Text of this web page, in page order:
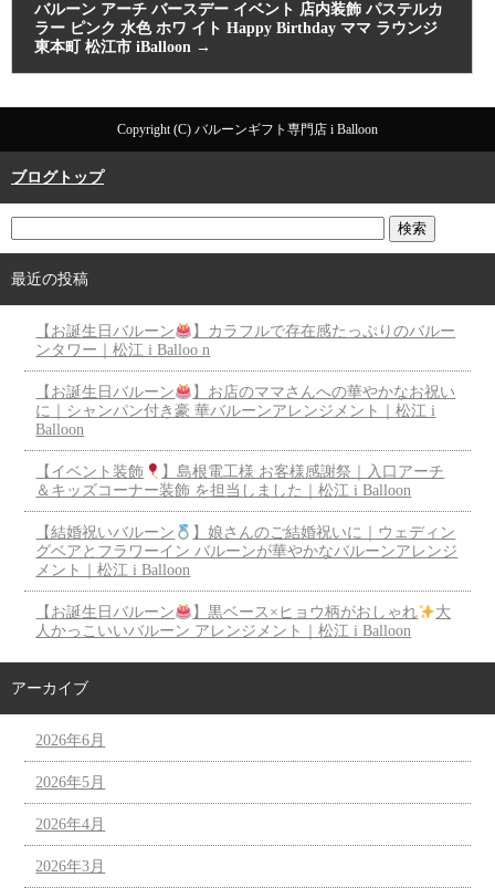
バルーン アーチ バースデー イベント 店内装飾 パステルカ
ラー ピンク 水色 ホワ イト Happy Birthday ママ ラウンジ
東本町 松江市 iBalloon →
Copyright (C) バルーンギフト専門店 i Balloon
ブログトップ
最近の投稿
【お誕生日バルーン
】カラフルで存在感たっぷりのバルー
ンタワー｜松江 i Balloo n
【お誕生日バルーン
】お店のママさんへの華やかなお祝い
に｜シャンパン付き豪 華バルーンアレンジメント｜松江 i
Balloon
【イベント装飾
】島根電工様 お客様感謝祭｜入口アーチ
＆キッズコーナー装飾 を担当しました｜松江 i Balloon
【結婚祝いバルーン
】娘さんのご結婚祝いに｜ウェディン
グベアとフラワーイン バルーンが華やかなバルーンアレンジ
メント｜松江 i Balloon
【お誕生日バルーン 】黒ベース×ヒョウ柄がおしゃれ
大
人かっこいいバルーン アレンジメント｜松江 i Balloon
アーカイブ
2026年6月
2026年5月
2026年4月
2026年3月